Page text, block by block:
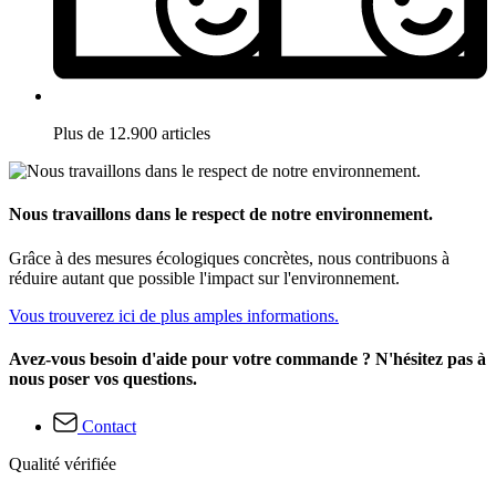
Plus de 12.900 articles
Nous travaillons dans le respect de notre environnement.
Grâce à des mesures écologiques concrètes, nous contribuons à
réduire autant que possible l'impact sur l'environnement.
Vous trouverez ici de plus amples informations.
Avez-vous besoin d'aide pour votre commande ? N'hésitez pas à
nous poser vos questions.
Contact
Qualité vérifiée